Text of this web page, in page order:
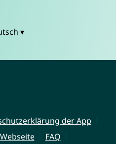
▾
der App
FAQ